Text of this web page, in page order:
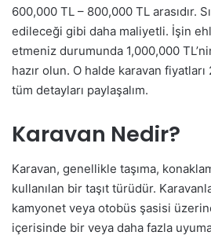
600,000 TL – 800,000 TL arasıdır.
edileceği gibi daha maliyetli. İşin
etmeniz durumunda 1,000,000
hazır olun. O halde karavan fiyatları
tüm detayları paylaşalım.
Karavan Nedir?
Karavan, genellikle taşıma,
kullanılan bir taşıt türüdür.
kamyonet veya otobüs şasisi
içerisinde bir veya daha fazla